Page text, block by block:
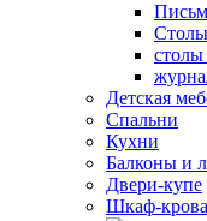
Детская
Спальни
Кухни
Балконы и
Двери-купе
Шкаф-